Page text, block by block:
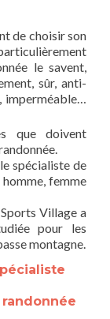
de choisir son
le savent,
sûr, anti-
imperméable…
que doivent
spécialiste de
femme
Village a
pour les
montagne.